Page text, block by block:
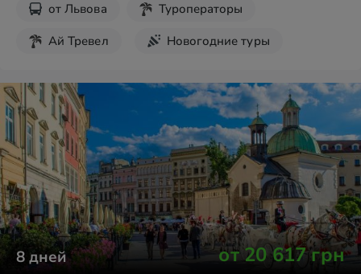
от Львова
Туроператоры
Ай Тревел
Новогодние туры
8дней от20 617грн